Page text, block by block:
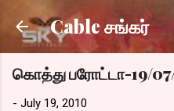
Skip to
Cable சங்கர்
கொத்து பரோட்டா-19/
- July 19, 2010